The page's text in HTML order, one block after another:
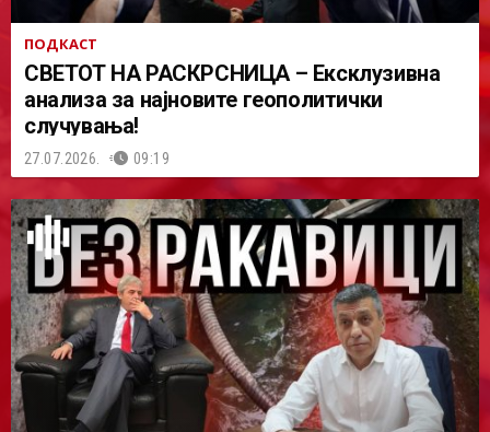
ПОДКАСТ
СВЕТОТ НА РАСКРСНИЦА – Ексклузивна
анализа за најновите геополитички
случувања!
27.07.2026. 09:19